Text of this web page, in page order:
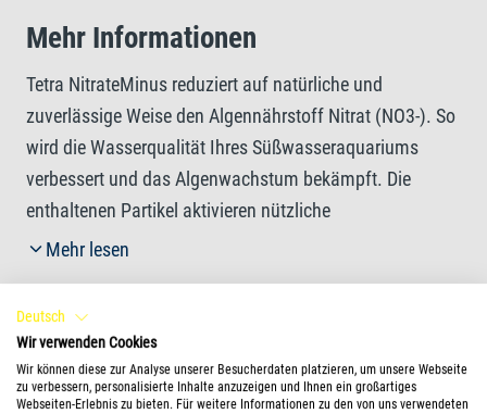
Mehr Informationen
Tetra NitrateMinus reduziert auf natürliche und
zuverlässige Weise den Algennährstoff Nitrat (NO3-). So
wird die Wasserqualität Ihres Süßwasseraquariums
verbessert und das Algenwachstum bekämpft. Die
enthaltenen Partikel aktivieren nützliche
Mikroorganismen, die sich von Nitrat ernähren und es
Nitratkonzentration und anderen Wasserparametern
kann dieser Prozess einige Wochen dauern. Die
sichtbaren Partikel lösen sich auf und sinken allmählich
auf den Boden des Aquariums ab. Tetra NitrateMinus ist
Mehr lesen
FAQs
Was ist Tetra NitrateMinus?
Deutsch
Wir verwenden Cookies
Wir können diese zur Analyse unserer Besucherdaten platzieren, um unsere Webseite
zu verbessern, personalisierte Inhalte anzuzeigen und Ihnen ein großartiges
Webseiten-Erlebnis zu bieten. Für weitere Informationen zu den von uns verwendeten